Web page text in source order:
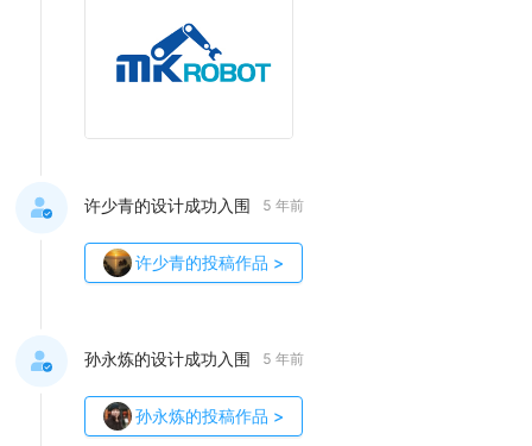
许少青的设计成功入围 5 年前
许少青的投稿作品 >
孙永炼的设计成功入围 5 年前
孙永炼的投稿作品 >